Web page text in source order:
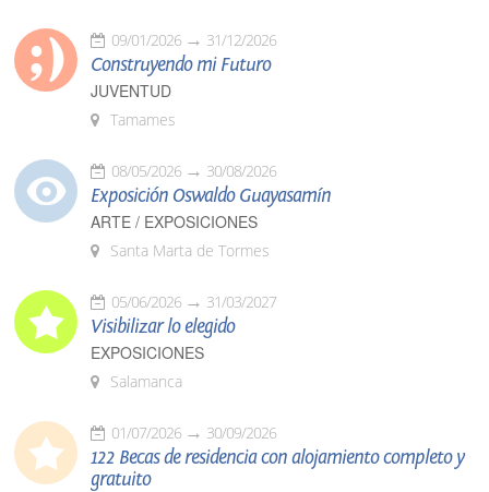
09/01/2026 31/12/2026
Construyendo mi Futuro
JUVENTUD
Tamames
08/05/2026 30/08/2026
Exposición Oswaldo Guayasamín
ARTE / EXPOSICIONES
Santa Marta de Tormes
05/06/2026 31/03/2027
Visibilizar lo elegido
EXPOSICIONES
Salamanca
01/07/2026 30/09/2026
122 Becas de residencia con alojamiento completo y
gratuito